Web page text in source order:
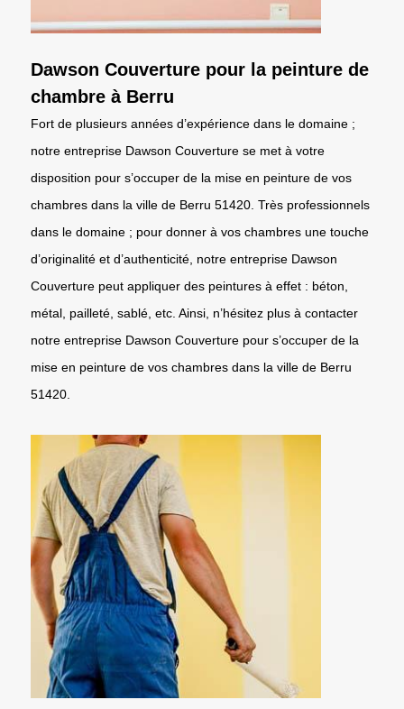
Dawson Couverture pour la peinture de
chambre à Berru
Fort de plusieurs années d’expérience dans le domaine ;
notre entreprise Dawson Couverture se met à votre
disposition pour s’occuper de la mise en peinture de vos
chambres dans la ville de Berru 51420. Très professionnels
dans le domaine ; pour donner à vos chambres une touche
d’originalité et d’authenticité, notre entreprise Dawson
Couverture peut appliquer des peintures à effet : béton,
métal, pailleté, sablé, etc. Ainsi, n’hésitez plus à contacter
notre entreprise Dawson Couverture pour s’occuper de la
mise en peinture de vos chambres dans la ville de Berru
51420.